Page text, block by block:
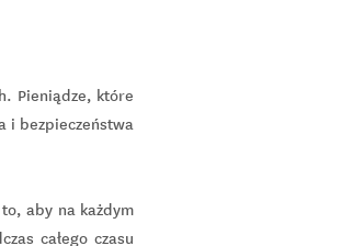
Pieniądze, które
i bezpieczeństwa
aby na każdym
całego czasu